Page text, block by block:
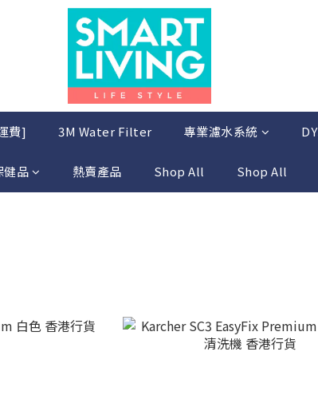
費] 3M Water Filter 專業濾水系統
健品 熱賣產品 Shop All Shop All